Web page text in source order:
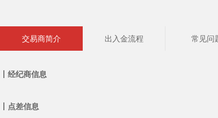
交易商简介 出入金流程 常见问
丨经纪商信息
丨点差信息